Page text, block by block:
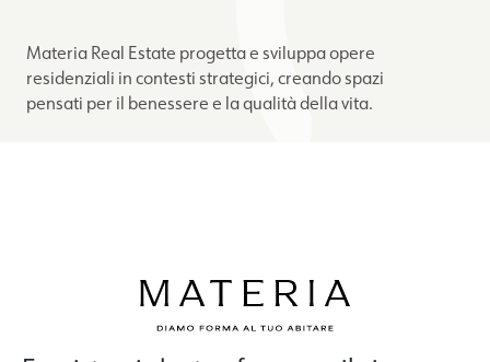
Materia Real Estate progetta e sviluppa opere
residenziali in contesti strategici, creando spazi
pensati per il benessere e la qualità della vita.